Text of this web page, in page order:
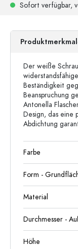
Sofort verfügbar,
Der weiße
Beständigkeit
Beanspruchung
Antonella
Design, das eine
Abdichtung
Farbe
Form -
Material
Durchmesser -
Höhe